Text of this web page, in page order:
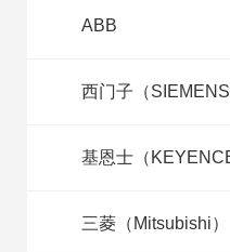
ABB
西门子（SIEMENS
基恩士（
三菱（Mitsubishi）